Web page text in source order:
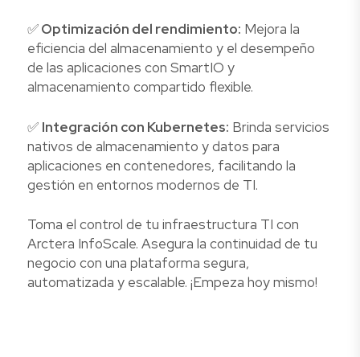
✅Optimización del rendimiento: Mejora la
eficiencia del almacenamiento y el desempeño
de las aplicaciones con SmartIO y
almacenamiento compartido flexible.
✅ Integración con Kubernetes: Brinda servicios
nativos de almacenamiento y datos para
aplicaciones en contenedores, facilitando la
gestión en entornos modernos de TI.
Toma el control de tu infraestructura TI con
Arctera InfoScale. Asegura la continuidad de tu
negocio con una plataforma segura,
automatizada y escalable. ¡Empeza hoy mismo!